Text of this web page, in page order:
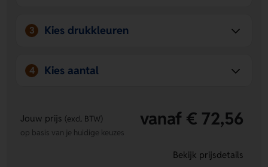
3 Kies drukkleuren
4 Kies aantal
Jouw prijs (excl. BTW) vanaf € 72,56
op basis van je huidige keuzes
Bekijk prijsdetails